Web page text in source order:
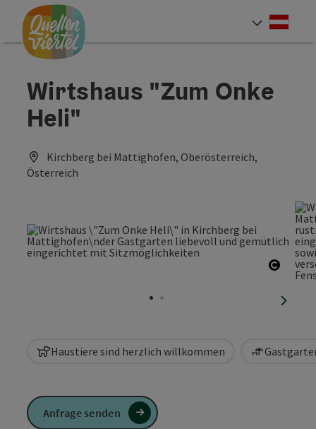
Zum Inhalt
Zur Navigation
Zum Seitenanfang
Wirtshaus "Zum Onke
Heli"
Kirchberg bei Mattighofen, Oberösterreich,
Österreich
Haustiere sind herzlich willkommen
Anfrage senden